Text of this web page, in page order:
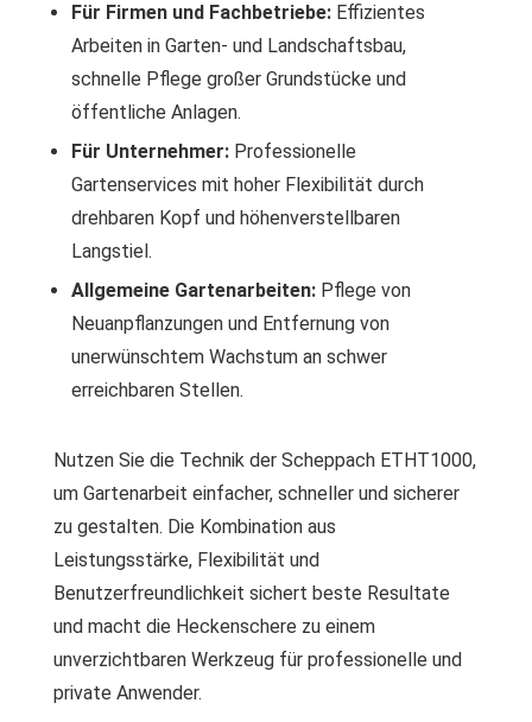
Für Firmen und Fachbetriebe: Effizientes
Arbeiten in Garten- und Landschaftsbau,
schnelle Pflege großer Grundstücke und
öffentliche Anlagen.
Für Unternehmer: Professionelle
Gartenservices mit hoher Flexibilität durch
drehbaren Kopf und höhenverstellbaren
Langstiel.
Allgemeine Gartenarbeiten: Pflege von
Neuanpflanzungen und Entfernung von
unerwünschtem Wachstum an schwer
erreichbaren Stellen.
Nutzen Sie die Technik der Scheppach ETHT1000,
um Gartenarbeit einfacher, schneller und sicherer
zu gestalten. Die Kombination aus
Leistungsstärke, Flexibilität und
Benutzerfreundlichkeit sichert beste Resultate
und macht die Heckenschere zu einem
unverzichtbaren Werkzeug für professionelle und
private Anwender.